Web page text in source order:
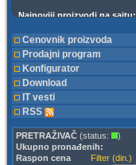
Cenovnik proizvoda
Prodajni program
Konfigurator
Download
IT vesti
RSS
PRETRAŽIVAČ (status:
)
Ukupno pronađenih:
Raspon cena
Filter (din.)